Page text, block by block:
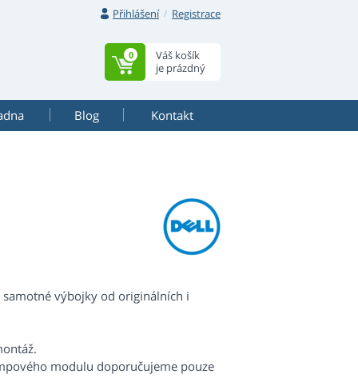
Přihlášení Registrace
Váš košík
je prázdný
0
Blog Kontakt
výbojky od originálních i
modulu doporučujeme pouze